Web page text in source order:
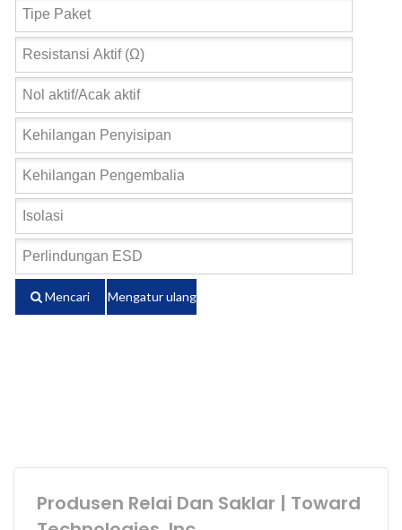
Mencari Mengatur ulang
Produsen Relai Dan Saklar | Toward